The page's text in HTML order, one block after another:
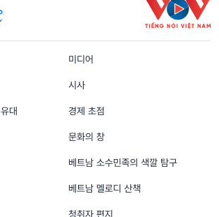
tiếng Hàn
미디어
시사
대 경제 초점
문화의 창
베트남 소수민족의 색깔 탐구
베트남 멜로디 산책
청취자 편지